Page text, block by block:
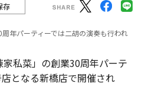
存
年パーティーでは二胡の演奏も行われ
私菜」の創業30周年パーテ
となる新橋店で開催され